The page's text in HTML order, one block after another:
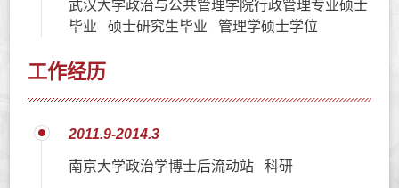
武汉大学政治与公共管理学院行政管理专业硕士
毕业 硕士研究生毕业 管理学硕士学位
工作经历
2011.9-2014.3
南京大学政治学博士后流动站 科研